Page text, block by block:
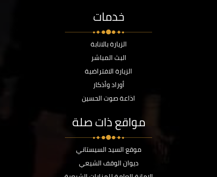
خدمات
الزيارة بالانابة
البث المباشر
الزيارة الافتراضية
أوراد وأذكار
اذاعة صوت الحسين
مواقع ذات صلة
موقع السيد السيستاني
ديوان الوقف الشيعي